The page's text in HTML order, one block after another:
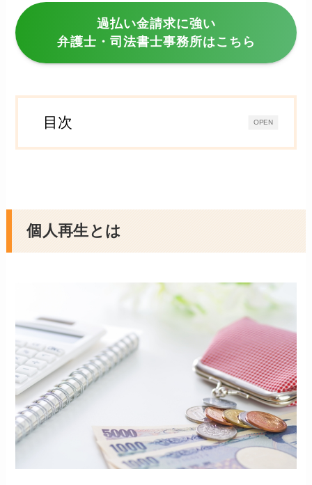
過払い金請求に強い
弁護士・司法書士事務所はこちら
OPEN
目次
個人再生とは